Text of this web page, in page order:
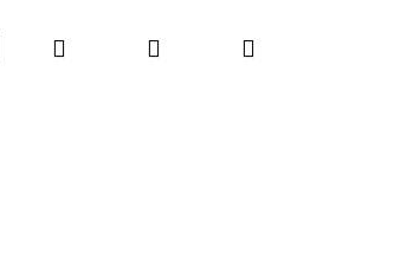
DÁRKOVÉ POUKAZY
Hledat PřihlášeníNákupní